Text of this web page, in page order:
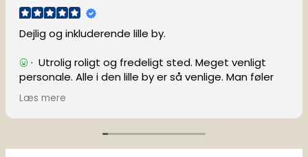
Dejlig og inkluderende lille by.
· Utrolig roligt og fredeligt sted. Meget venligt
personale. Alle i den lille by er så venlige. Man føler
sig meget velkommen og inkluderet. Lækker
morgenmad med varme, friske rundstykker. God
seng med en dejlig madras og pude. Ekstra pude på
værelset, hvis det er nødvendigt.
· Intet
Læs mere